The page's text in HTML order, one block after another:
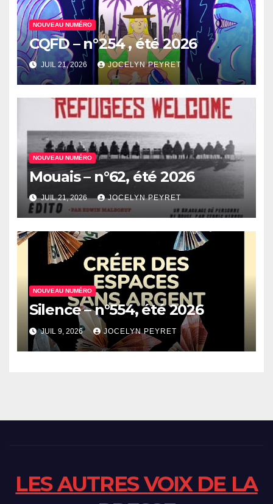
NOUVEAU NUMÉRO
CQFD – n°254 , été 2026
JUIL 21, 2026 JOCELYN PEYRET
NOUVEAU NUMÉRO
Mouais – n°62, été 2026
JUIL 21, 2026 JOCELYN PEYRET
NOUVEAU NUMÉRO
Silence – n°554, été 2026
JUIL 9, 2026 JOCELYN PEYRET
LES AUTRES VOIX DE LA